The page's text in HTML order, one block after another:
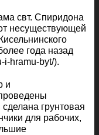
свт. Спиридона
несуществующей
года назад
i-hramu-byt/).
и
грунтовая
для рабочих,